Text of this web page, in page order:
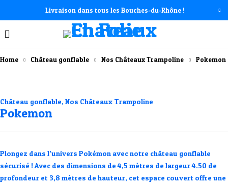
Livraison dans tous les Bouches-du-Rhône !
Home Château gonflable Nos Châteaux Trampoline Pokemon
Château gonflable, Nos Châteaux Trampoline
Pokemon
Plongez dans l’univers Pokémon avec notre château gonflable
sécurisé ! Avec des dimensions de 4,5 mètres de largeur 4.50 de
profondeur et 3,8 mètres de hauteur, cet espace couvert offre une